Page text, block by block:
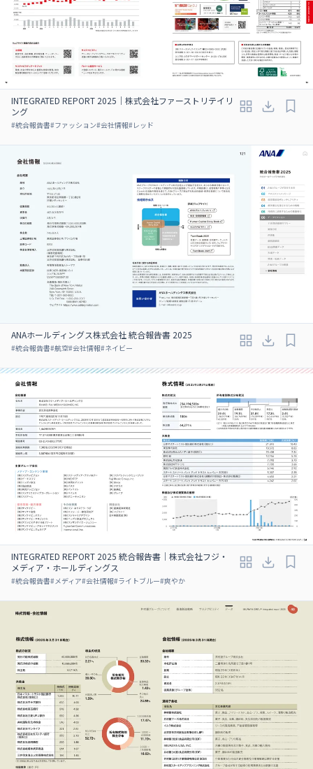
INTEGRATED REPORT 2025｜株式会社ファーストリテイリ
ング
#統合報告書#ファッション#会社情報#レッド
ANAホールディングス株式会社 統合報告書 2025
#統合報告書#航空#会社情報#ネイビー
INTEGRATED REPORT 2025 統合報告書｜株式会社フジ・
メディア・ホールディングス
#統合報告書#メディア#会社情報#ライトブルー#爽やか